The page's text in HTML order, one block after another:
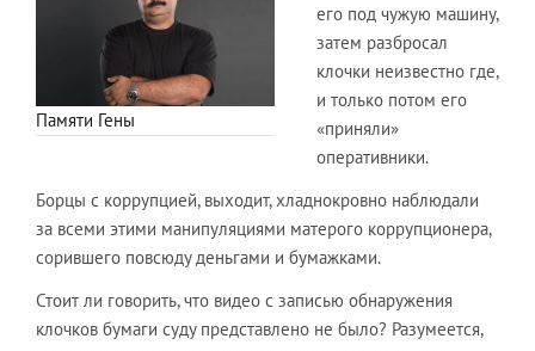
Памяти Гены
его под чужую машину,
затем разбросал
клочки неизвестно где,
и только потом его
«приняли»
оперативники.
Борцы с коррупцией, выходит, хладнокровно наблюдали
за всеми этими манипуляциями матерого коррупционера,
сорившего повсюду деньгами и бумажками.
Стоит ли говорить, что видео с записью обнаружения
клочков бумаги суду представлено не было? Разумеется,